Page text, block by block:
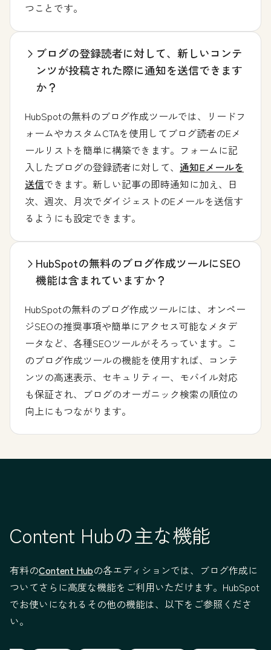
つことです。
ブログの登録読者に対して、新しいコンテ
ンツが投稿された際に通知を送信できます
か？
HubSpotの無料のブログ作成ツールでは、リードフ
ォームやカスタムCTAを使用してブログ読者のEメ
ールリストを簡単に構築できます。フォームに記
入したブログの登録読者に対して、 通知Eメールを
送信できます。新しい記事の即時通知に加え、日
次、週次、月次でダイジェストのEメールを送信す
るようにも設定できます。
HubSpotの無料のブログ作成ツールにSEO
機能は含まれていますか？
HubSpotの無料のブログ作成ツールには、オンペー
ジSEOの推奨事項や簡単にアクセス可能なメタデ
ータなど、各種SEOツールがそろっています。こ
のブログ作成ツールの機能を使用すれば、コンテ
ンツの高速表示、セキュリティー、モバイル対応
も保証され、ブログのオーガニック検索の順位の
向上にもつながります。
Content Hubの主な機能
有料のContent Hubの各エディションでは、ブログ作成に
ついてさらに高度な機能をご利用いただけます。HubSpot
でお使いになれるその他の機能は、以下をご参照くださ
い。